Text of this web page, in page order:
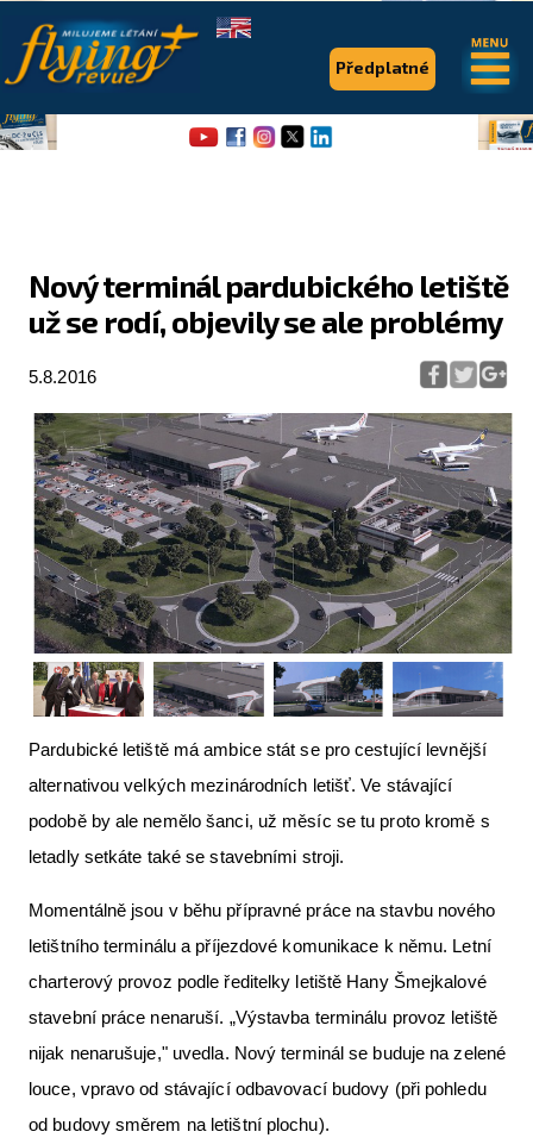
Nový terminál pardubického letiště
už se rodí, objevily se ale problémy
5.8.2016
Pardubické letiště má ambice stát se pro cestující levnější
alternativou velkých mezinárodních letišť. Ve stávající
podobě by ale nemělo šanci, už měsíc se tu proto kromě s
letadly setkáte také se stavebními stroji.
Momentálně jsou v běhu přípravné práce na stavbu nového
letištního terminálu a příjezdové komunikace k němu. Letní
charterový provoz podle ředitelky letiště Hany Šmejkalové
stavební práce nenaruší. „Výstavba terminálu provoz letiště
nijak nenarušuje," uvedla. Nový terminál se buduje na zelené
louce, vpravo od stávající odbavovací budovy (při pohledu
od budovy směrem na letištní plochu).
Předplatné
.
Flying Revue
Expedice
Pro piloty
Série & speciály
Letecká videa
Aktuální FR + archiv
Letecká muzea
VFR Communication app
The SAFE Guide app
Nabídky práce v letectví